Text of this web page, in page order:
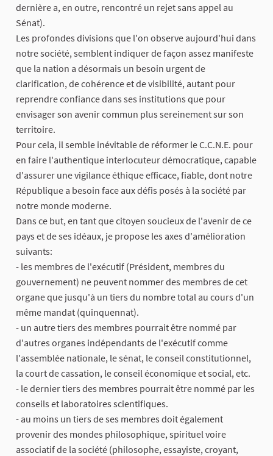
dernière a, en outre, rencontré un rejet sans appel au
Sénat).
Les profondes divisions que l'on observe aujourd'hui dans
notre société, semblent indiquer de façon assez manifeste
que la nation a désormais un besoin urgent de
clarification, de cohérence et de visibilité, autant pour
reprendre confiance dans ses institutions que pour
envisager son avenir commun plus sereinement sur son
territoire.
Pour cela, il semble inévitable de réformer le C.C.N.E. pour
en faire l'authentique interlocuteur démocratique, capable
d'assurer une vigilance éthique efficace, fiable, dont notre
République a besoin face aux défis posés à la société par
notre monde moderne.
Dans ce but, en tant que citoyen soucieux de l'avenir de ce
pays et de ses idéaux, je propose les axes d'amélioration
suivants:
- les membres de l'exécutif (Président, membres du
gouvernement) ne peuvent nommer des membres de cet
organe que jusqu'à un tiers du nombre total au cours d'un
même mandat (quinquennat).
- un autre tiers des membres pourrait être nommé par
d'autres organes indépendants de l'exécutif comme
l'assemblée nationale, le sénat, le conseil constitutionnel,
la court de cassation, le conseil économique et social, etc.
- le dernier tiers des membres pourrait être nommé par les
conseils et laboratoires scientifiques.
- au moins un tiers de ses membres doit également
provenir des mondes philosophique, spirituel voire
associatif de la société (philosophe, essayiste, croyant,